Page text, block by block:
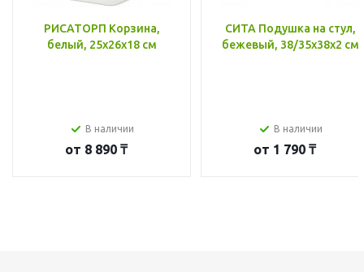
РИСАТОРП Корзина,
белый, 25x26x18 см
В наличии
от 8 890 ₸
СИТА Подушка на стул,
бежевый, 38/35x38x2 см
В наличии
от 1 790 ₸